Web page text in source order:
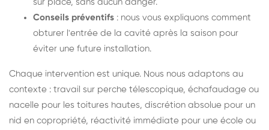
sur place, sans aucun danger.
Conseils préventifs : nous vous expliquons comment
obturer l'entrée de la cavité après la saison pour
éviter une future installation.
Chaque intervention est unique. Nous nous adaptons au
contexte : travail sur perche télescopique, échafaudage ou
nacelle pour les toitures hautes, discrétion absolue pour un
nid en copropriété, réactivité immédiate pour une école ou